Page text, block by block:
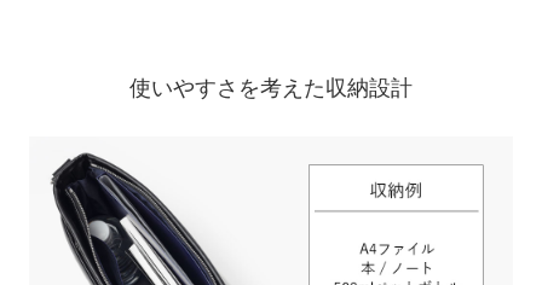
使いやすさを考えた収納設計